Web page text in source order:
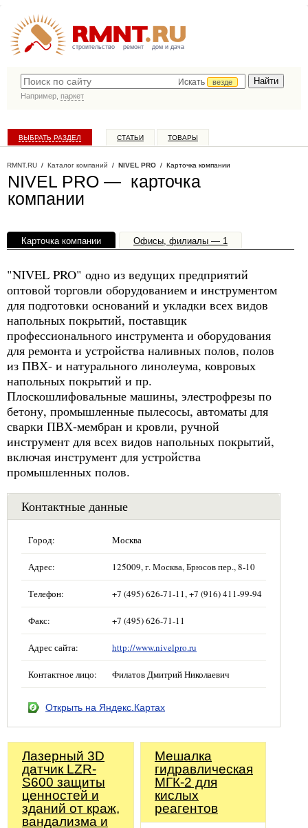
строительство ремонт дом и дача
Искать
везде
Например, паркет
ВЫБРАТЬ РАЗДЕЛ СТАТЬИ ТОВАРЫ
RMNT.RU / Каталог компаний / NIVEL PRO / Карточка компании
NIVEL PRO — карточка
компании
Карточка компании Офисы, филиалы — 1
"NIVEL PRO" одно из ведущих предприятий
оптовой торговли оборудованием и инструментом
для подготовки оснований и укладки всех видов
напольных покрытий, поставщик
профессионального инструмента и оборудования
для ремонта и устройства наливных полов, полов
из ПВХ- и натурального линолеума, ковровых
напольных покрытий и пр.
Плоскошлифовальные машины, элестрофрезы по
бетону, промышленные пылесосы, автоматы для
сварки ПВХ-мембран и кровли, ручной
инструмент для всех видов напольных покрытий,
включая инструмент для устройства
промышленных полов.
Контактные данные
Город: Москва
Адрес: 125009, г. Москва, Брюсов пер., 8-10
Телефон: +7 (495) 626-71-11, +7 (916) 411-99-94
Факс: +7 (495) 626-71-11
Адрес сайта: http://www.nivelpro.ru
Контактное лицо: Филатов Дмитрий Николаевич
Открыть на Яндекс.Картах
Лазерный 3D
датчик LZR-
S600 защиты
ценностей и
зданий от краж,
вандализма и
Мешалка
гидравлическая
МГК-2 для
кислых
реагентов